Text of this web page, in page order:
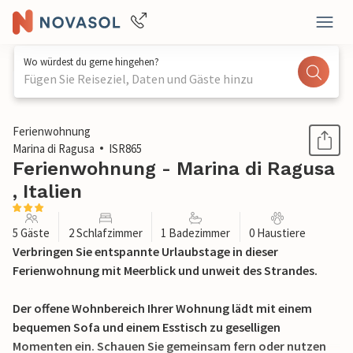
Wo würdest du gerne hingehen?
Fügen Sie Reiseziel, Daten und Gäste hinzu
1 / 22
Ferienwohnung
Marina di Ragusa
ISR865
Ferienwohnung - Marina di Ragusa
, Italien
5 Gäste 2 Schlafzimmer 1 Badezimmer 0 Haustiere
Verbringen Sie entspannte Urlaubstage in dieser
Ferienwohnung mit Meerblick und unweit des Strandes.
Der offene Wohnbereich Ihrer Wohnung lädt mit einem
bequemen Sofa und einem Esstisch zu geselligen
Momenten ein. Schauen Sie gemeinsam fern oder nutzen